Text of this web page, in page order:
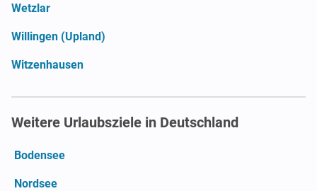
Wetzlar
Willingen (Upland)
Witzenhausen
Weitere Urlaubsziele in Deutschland
Bodensee
Nordsee